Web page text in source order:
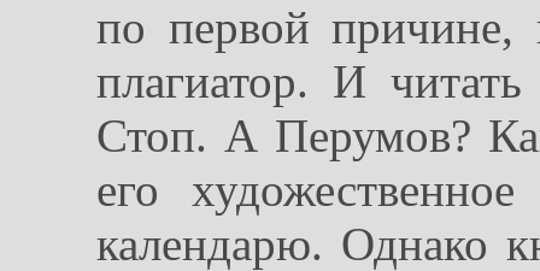
по первой
плагиатор. И
Стоп. А Перумов?
его
календарю. Однако